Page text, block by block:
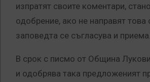
изпратят своите коментари,
одобрение, ако не направят това
заповедта се съгласува и приема.
В срок с писмо от Община
и одобрява така предложеният